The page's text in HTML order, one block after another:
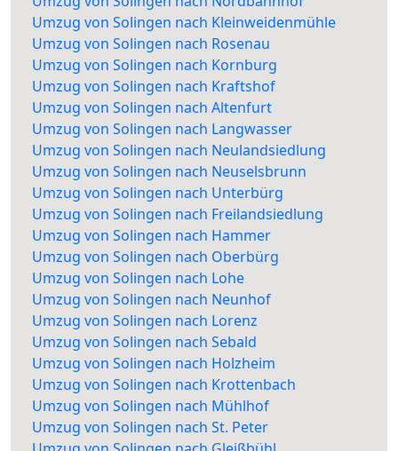
Umzug von Solingen nach Kleinweidenmühle
Umzug von Solingen nach Rosenau
Umzug von Solingen nach Kornburg
Umzug von Solingen nach Kraftshof
Umzug von Solingen nach Altenfurt
Umzug von Solingen nach Langwasser
Umzug von Solingen nach Neulandsiedlung
Umzug von Solingen nach Neuselsbrunn
Umzug von Solingen nach Unterbürg
Umzug von Solingen nach Freilandsiedlung
Umzug von Solingen nach Hammer
Umzug von Solingen nach Oberbürg
Umzug von Solingen nach Lohe
Umzug von Solingen nach Neunhof
Umzug von Solingen nach Lorenz
Umzug von Solingen nach Sebald
Umzug von Solingen nach Holzheim
Umzug von Solingen nach Krottenbach
Umzug von Solingen nach Mühlhof
Umzug von Solingen nach St. Peter